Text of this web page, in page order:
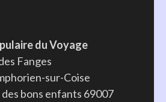
du Voyage
Fanges
sur-Coise
des bons enfants 69007